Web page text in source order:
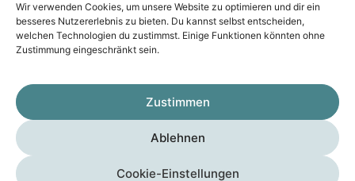
Wir verwenden Cookies, um unsere Website zu optimieren und dir ein
besseres Nutzererlebnis zu bieten. Du kannst selbst entscheiden,
welchen Technologien du zustimmst. Einige Funktionen könnten ohne
Zustimmung eingeschränkt sein.
Zustimmen
Ablehnen
Cookie-Einstellungen
Unsere Kontaktdaten
E-Mail: kontakt@docanonym.com
am Traunsee, Österreich